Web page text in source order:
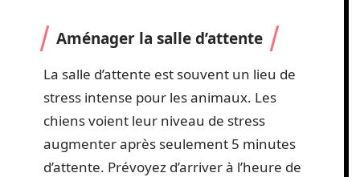
Aménager la salle d’attente
La salle d’attente est souvent un lieu de
stress intense pour les animaux. Les
chiens voient leur niveau de stress
augmenter après seulement 5 minutes
d’attente. Prévoyez d’arriver à l’heure de